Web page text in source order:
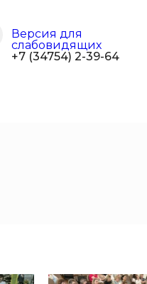
Версия для
слабовидящих
+7 (34754) 2-39-64